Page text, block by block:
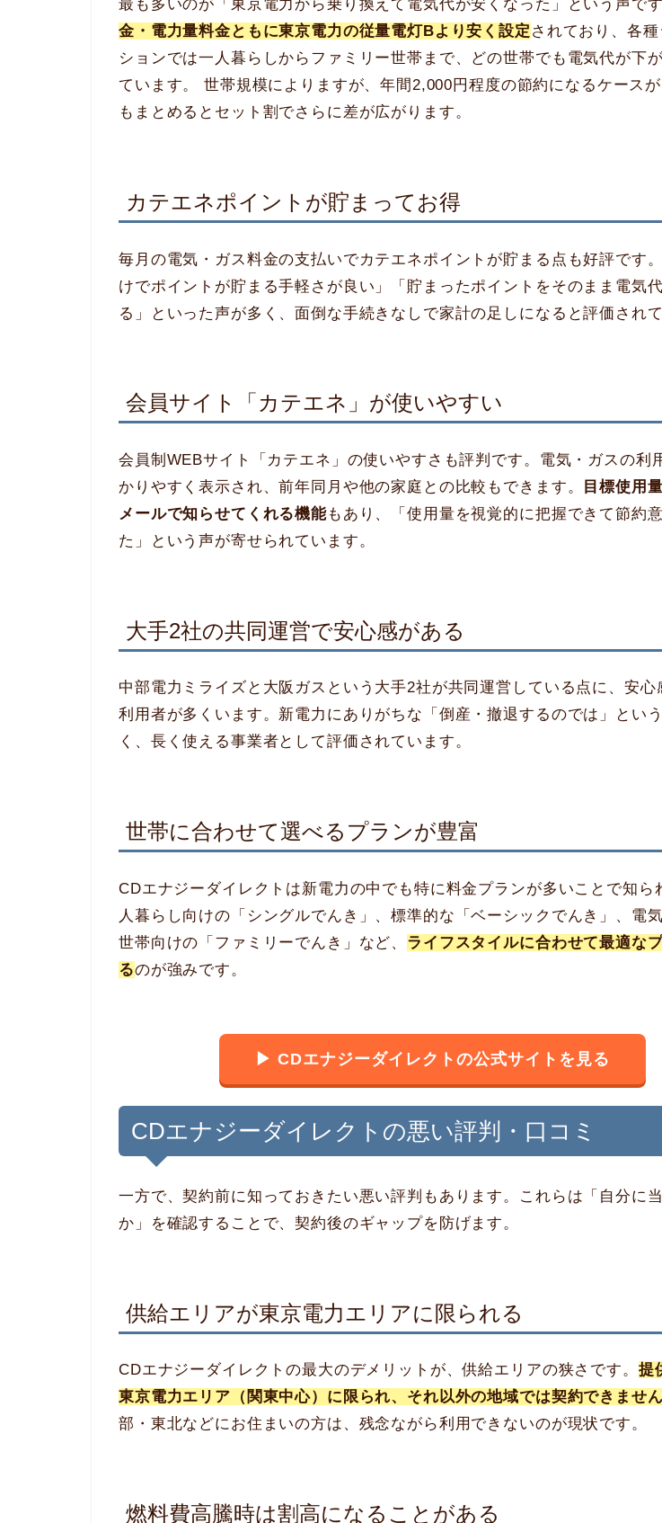
最も多いのが「東京電力から乗り換えて電気代が安くなった」という声で
金・電力量料金ともに東京電力の従量電灯Bより安く設定 されており、各
ションでは一人暮らしからファミリー世帯まで、どの世帯でも電気代が下
ています。 世帯規模によりますが、年間2,000円程度の節約になるケース
もまとめるとセット割でさらに差が広がります。
カテエネポイントが貯まってお得
毎月の電気・ガス料金の支払いでカテエネポイントが貯まる点も好評です
けでポイントが貯まる手軽さが良い」「貯まったポイントをそのまま電気
る」といった声が多く、面倒な手続きなしで家計の足しになると評価されて
会員サイト「カテエネ」が使いやすい
会員制WEBサイト「カテエネ」の使いやすさも評判です。電気・ガスの利
かりやすく表示され、前年同月や他の家庭との比較もできます。
目標使用
メールで知らせてくれる機能もあり、「使用量を視覚的に把握できて節約
た」という声が寄せられています。
大手2社の共同運営で安心感がある
中部電力ミライズと大阪ガスという大手2社が共同運営している点に、安心
利用者が多くいます。新電力にありがちな「倒産・撤退するのでは」とい
く、長く使える事業者として評価されています。
世帯に合わせて選べるプランが豊富
CDエナジーダイレクトは新電力の中でも特に料金プランが多いことで知ら
人暮らし向けの「シングルでんき」、標準的な「ベーシックでんき」、電
世帯向けの「ファミリーでんき」など、 ライフスタイルに合わせて最適な
るのが強みです。
▶ CDエナジーダイレクトの公式サイトを見る
CDエナジーダイレクトの悪い評判・口コミ
一方で、契約前に知っておきたい悪い評判もあります。これらは「自分に
か」を確認することで、契約後のギャップを防げます。
供給エリアが東京電力エリアに限られる
CDエナジーダイレクトの最大のデメリットが、供給エリアの狭さです。 提
東京電力エリア（関東中心）に限られ、それ以外の地域では契約できません
部・東北などにお住まいの方は、残念ながら利用できないのが現状です。
燃料費高騰時は割高になることがある